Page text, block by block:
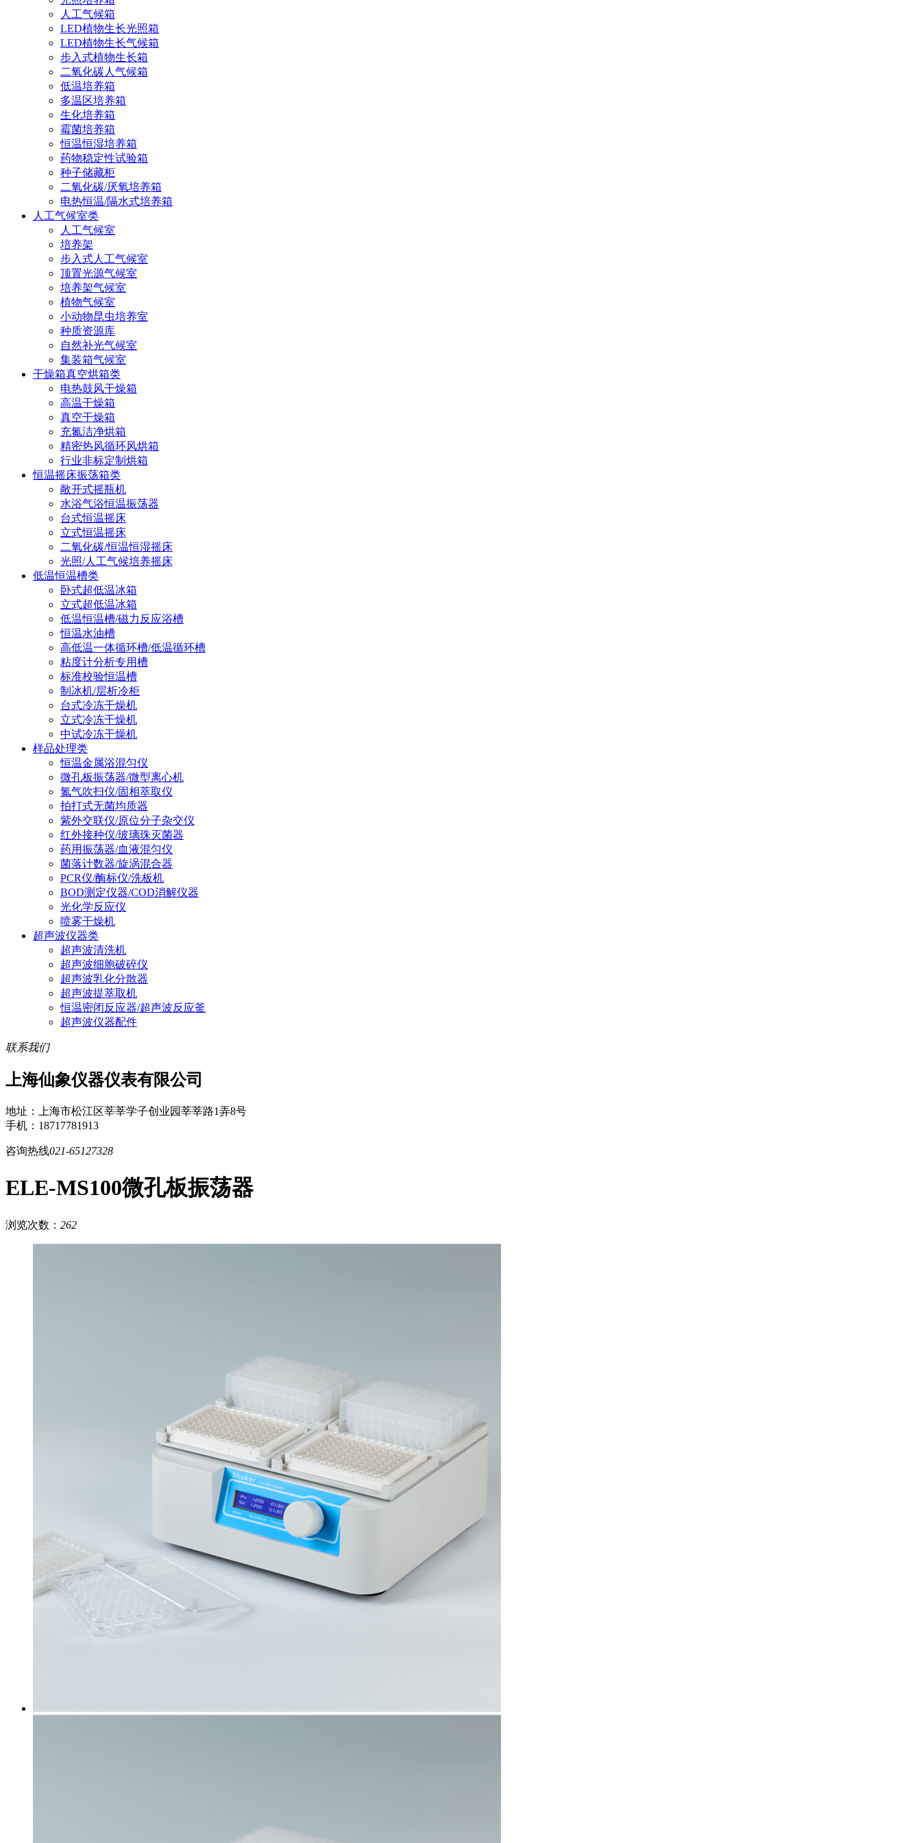
人工气候箱
LED植物生长光照箱
LED植物生长气候箱
步入式植物生长箱
二氧化碳人气候箱
低温培养箱
多温区培养箱
生化培养箱
霉菌培养箱
恒温恒湿培养箱
药物稳定性试验箱
种子储藏柜
二氧化碳/厌氧培养箱
电热恒温/隔水式培养箱
人工气候室类
人工气候室
培养架
步入式人工气候室
顶置光源气候室
培养架气候室
植物气候室
小动物昆虫培养室
种质资源库
自然补光气候室
集装箱气候室
干燥箱真空烘箱类
电热鼓风干燥箱
高温干燥箱
真空干燥箱
充氮洁净烘箱
精密热风循环风烘箱
行业非标定制烘箱
恒温摇床振荡箱类
敞开式摇瓶机
水浴气浴恒温振荡器
台式恒温摇床
立式恒温摇床
二氧化碳/恒温恒湿摇床
光照/人工气候培养摇床
低温恒温槽类
卧式超低温冰箱
立式超低温冰箱
低温恒温槽/磁力反应浴槽
恒温水油槽
高低温一体循环槽/低温循环槽
粘度计分析专用槽
标准校验恒温槽
制冰机/层析冷柜
台式冷冻干燥机
立式冷冻干燥机
中试冷冻干燥机
样品处理类
恒温金属浴混匀仪
微孔板振荡器/微型离心机
氮气吹扫仪/固相萃取仪
拍打式无菌均质器
紫外交联仪/原位分子杂交仪
红外接种仪/玻璃珠灭菌器
药用振荡器/血液混匀仪
菌落计数器/旋涡混合器
PCR仪/酶标仪/洗板机
BOD测定仪器/COD消解仪器
光化学反应仪
喷雾干燥机
超声波仪器类
超声波清洗机
超声波细胞破碎仪
超声波乳化分散器
超声波提萃取机
恒温密闭反应器/超声波反应釜
超声波仪器配件
联系我们
上海仙象仪器仪表有限公司
地址：上海市松江区莘莘学子创业园莘莘路1弄8号
手机：18717781913
咨询热线021-65127328
ELE-MS100微孔板振荡器
浏览次数： 262